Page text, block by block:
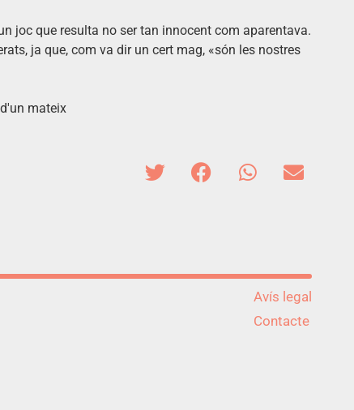
joc que resulta no ser tan innocent com aparentava.
ja que, com va dir un cert mag, «són les nostres
mateix
Avís legal
Contacte